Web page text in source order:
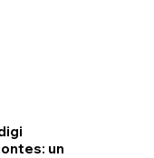
un